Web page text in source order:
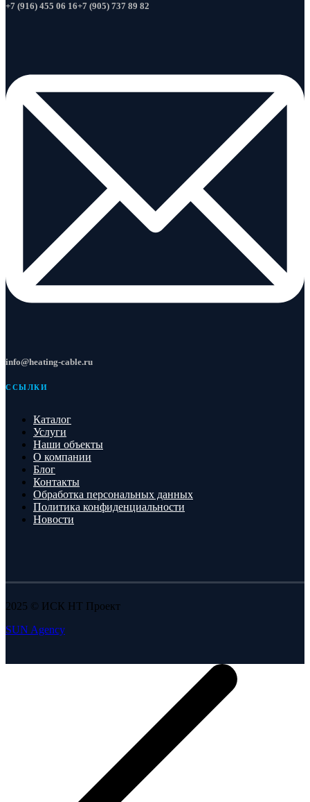
+7 (916) 455 06 16+7 (905) 737 89 82
info@heating-cable.ru
ССЫЛКИ
Каталог
Услуги
Наши объекты
О компании
Блог
Контакты
Обработка персональных данных
Политика конфиденциальности
Новости
2025 © ИСК НТ Проект
SUN Agency